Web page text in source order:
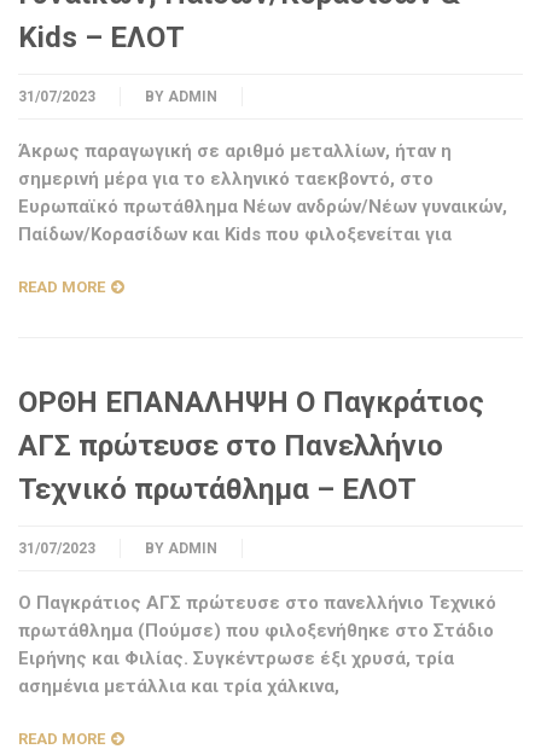
Kids – ΕΛΟΤ
31/07/2023 BY ADMIN
Άκρως παραγωγική σε αριθμό μεταλλίων, ήταν η
σημερινή μέρα για το ελληνικό ταεκβοντό, στο
Ευρωπαϊκό πρωτάθλημα Νέων ανδρών/Νέων γυναικών,
Παίδων/Κορασίδων και Kids που φιλοξενείται για
READ MORE
ΟΡΘΗ ΕΠΑΝΑΛΗΨΗ O Παγκράτιος
ΑΓΣ πρώτευσε στο Πανελλήνιο
Τεχνικό πρωτάθλημα – ΕΛΟΤ
31/07/2023 BY ADMIN
Ο Παγκράτιος ΑΓΣ πρώτευσε στο πανελλήνιο Τεχνικό
πρωτάθλημα (Πούμσε) που φιλοξενήθηκε στο Στάδιο
Ειρήνης και Φιλίας. Συγκέντρωσε έξι χρυσά, τρία
ασημένια μετάλλια και τρία χάλκινα,
READ MORE